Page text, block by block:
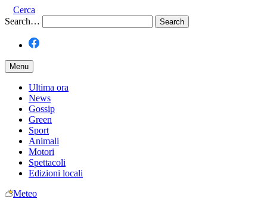
Cerca
Search…
Menu
Ultima ora
News
Gossip
Green
Sport
Animali
Motori
Spettacoli
Edizioni locali
Meteo